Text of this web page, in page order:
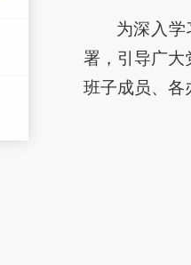
为深入
署，引导广大
班子成员、各